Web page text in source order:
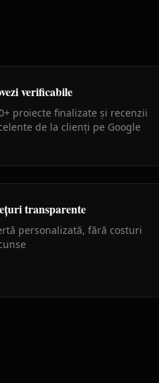
verificabile
proiecte finalizate și recenzii
de la clienți pe Google
transparente
personalizată, fără costuri